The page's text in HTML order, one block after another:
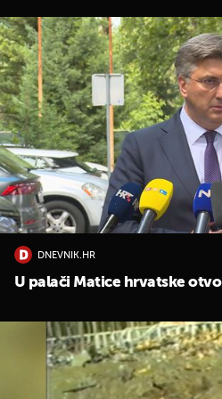
DNEVNIK.HR
U palači Matice hrvatske
UKLJUČITE